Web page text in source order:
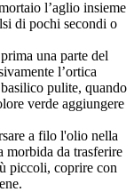
l’aglio insieme
di pochi secondi o
una parte del
l’ortica
pulite, quando
verde aggiungere
a filo l'olio nella
morbida da trasferire
piccoli, coprire con